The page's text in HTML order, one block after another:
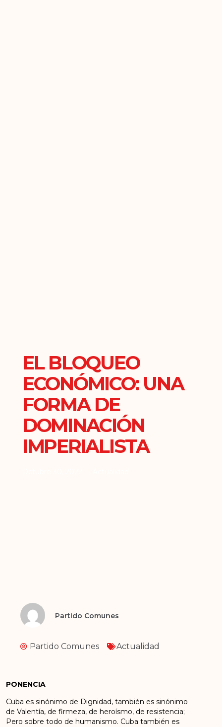
EL BLOQUEO
ECONÓMICO: UNA
FORMA DE
DOMINACIÓN
IMPERIALISTA
Partido Comunes
Partido Comunes Actualidad
PONENCIA
Cuba es sinónimo de Dignidad, también es sinónimo
de Valentía, de firmeza, de heroísmo, de resistencia;
Pero sobre todo de humanismo. Cuba también es